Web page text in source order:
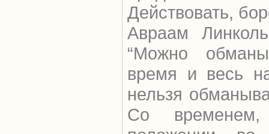
Действовать,
Авраам
“Можно
время и весь
нельзя
Со